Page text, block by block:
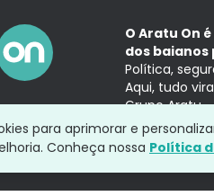
O Aratu On
dos baianos
Política,
Aqui, tudo
Grupo Aratu
para aprimorar e
Conheça nossa Política